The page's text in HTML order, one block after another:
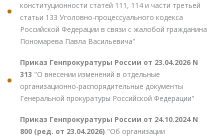
конституционности статей 111, 114 и части третьей
статьи 133 Уголовно-процессуального кодекса
Российской Федерации в связи с жалобой гражданина
Пономарева Павла Васильевича"
Приказ Генпрокуратуры России от 23.04.2026 N
313 "О внесении изменений в отдельные
организационно-распорядительные документы
Генеральной прокуратуры Российской Федерации"
Приказ Генпрокуратуры России от 24.10.2024 N
800 (ред. от 23.04.2026) "Об организации